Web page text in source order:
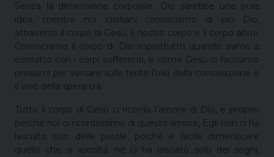
Senza la dimensione corporale, Dio sarebbe una pura
idea, mentre noi cristiani conosciamo di più Dio,
attraverso il corpo di Gesù, il nostro corpo e il corpo altrui.
Conosciamo il corpo di Dio soprattutto quando siamo a
contatto con i corpi sofferenti, e come Gesù ci facciamo
prossimi per versare sulle ferite l’olio della consolazione e
il vino della speranza.
Tutto il corpo di Gesù ci ricorda l’amore di Dio, e proprio
perché noi ci ricordassimo di questo amore, Egli non ci ha
lasciato solo delle parole, poichè è facile dimenticare
quello che si ascolta, né ci ha lasciato solo dei segni,